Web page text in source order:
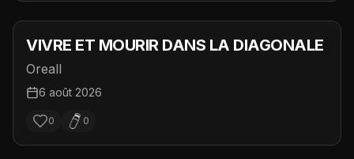
VIVRE ET MOURIR DANS LA DIAGONALE
Oreall
6 août 2026
0 0